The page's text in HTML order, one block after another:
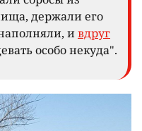
держали его
ивдруг
особо некуда".